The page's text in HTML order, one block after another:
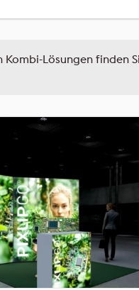
Lösungen finden